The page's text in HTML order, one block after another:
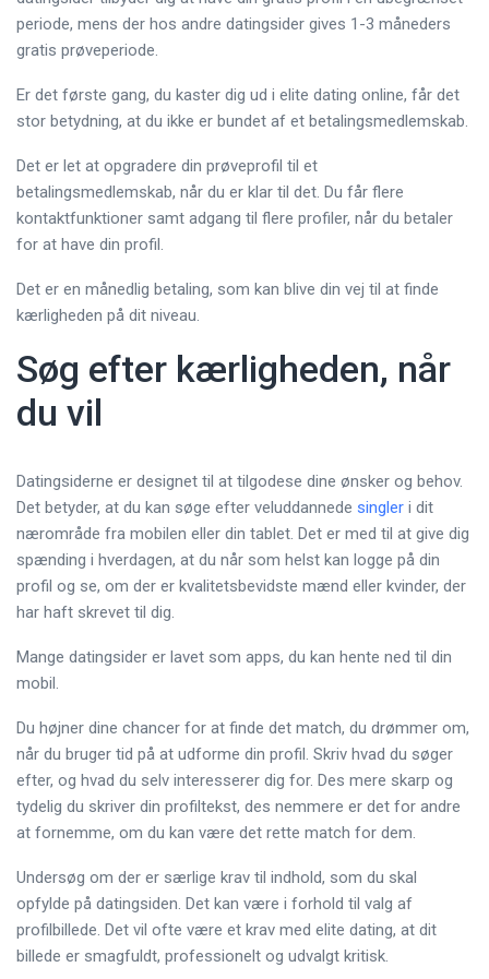
periode, mens der hos andre datingsider gives 1-3 måneders
gratis prøveperiode.
Er det første gang, du kaster dig ud i elite dating online, får det
stor betydning, at du ikke er bundet af et betalingsmedlemskab.
Det er let at opgradere din prøveprofil til et
betalingsmedlemskab, når du er klar til det. Du får flere
kontaktfunktioner samt adgang til flere profiler, når du betaler
for at have din profil.
Det er en månedlig betaling, som kan blive din vej til at finde
kærligheden på dit niveau.
Søg efter kærligheden, når
du vil
Datingsiderne er designet til at tilgodese dine ønsker og behov.
Det betyder, at du kan søge efter veluddannede singler i dit
nærområde fra mobilen eller din tablet. Det er med til at give dig
spænding i hverdagen, at du når som helst kan logge på din
profil og se, om der er kvalitetsbevidste mænd eller kvinder, der
har haft skrevet til dig.
Mange datingsider er lavet som apps, du kan hente ned til din
mobil.
Du højner dine chancer for at finde det match, du drømmer om,
når du bruger tid på at udforme din profil. Skriv hvad du søger
efter, og hvad du selv interesserer dig for. Des mere skarp og
tydelig du skriver din profiltekst, des nemmere er det for andre
at fornemme, om du kan være det rette match for dem.
Undersøg om der er særlige krav til indhold, som du skal
opfylde på datingsiden. Det kan være i forhold til valg af
profilbillede. Det vil ofte være et krav med elite dating, at dit
billede er smagfuldt, professionelt og udvalgt kritisk.